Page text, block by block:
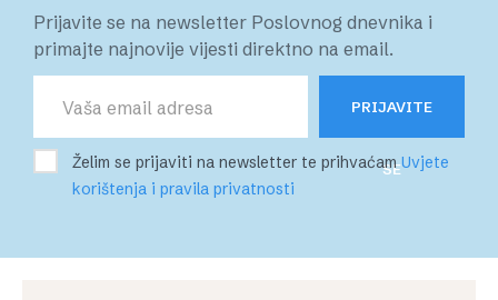
Prijavite se na newsletter Poslovnog dnevnika i
primajte najnovije vijesti direktno na email.
PRIJAVITE
SE
Želim se prijaviti na newsletter te prihvaćamUvjete
korištenja i pravila privatnosti